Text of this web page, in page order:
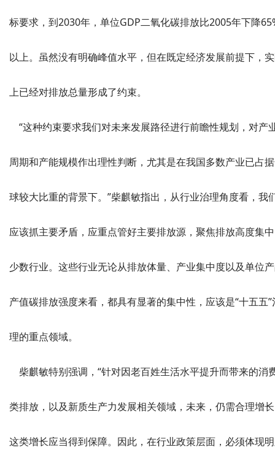
标要求，到2030年，单位GDP二氧化碳排放比2005年下降
以上。虽然没有明确峰值水平，但在既定经济发展前提下，
上已经对排放总量形成了约束。
“这种约束要求我们对未来发展路径进行前瞻性规划，对产
周期和产能规模作出理性判断，尤其是在我国多数产业已占
球较大比重的背景下。”柴麒敏指出，从行业治理角度看，我
应该抓主要矛盾，应重点管好主要排放源，聚焦排放高度集
少数行业。这些行业无论从排放体量、产业集中度以及单位
产值碳排放强度来看，都具有显著的集中性，应该是“十五五”
理的重点领域。
柴麒敏特别强调，“针对因老百姓生活水平提升而带来的消
类排放，以及新质生产力发展相关领域，未来，仍需合理增
这类增长应当得到保障。因此，在行业政策层面，必须体现